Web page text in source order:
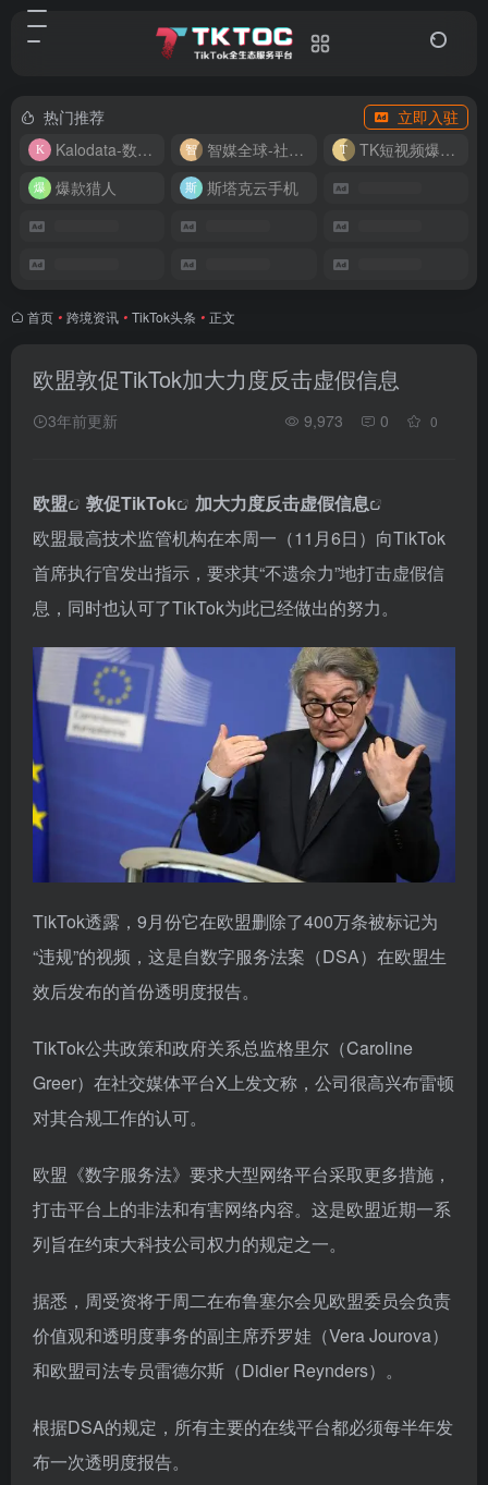
热门推荐
立即入驻
Kalodata-数据分析平台
智媒全球-社媒管理平台
TK短视频爆款复刻
爆款猎人
斯塔克云手机
首页 • 跨境资讯 • TikTok头条 • 正文
欧盟敦促TikTok加大力度反击虚假信息
3年前更新 9,973 0 0
欧盟 敦促TikTok 加大力度反击虚假信息
欧盟最高技术监管机构在本周一（11月6日）向TikTok
首席执行官发出指示，要求其“不遗余力”地打击虚假信
息，同时也认可了TikTok为此已经做出的努力。
TikTok透露，9月份它在欧盟删除了400万条被标记为
“违规”的视频，这是自数字服务法案（DSA）在欧盟生
效后发布的首份透明度报告。
TikTok公共政策和政府关系总监格里尔（Caroline
Greer）在社交媒体平台X上发文称，公司很高兴布雷顿
对其合规工作的认可。
欧盟《数字服务法》要求大型网络平台采取更多措施，
打击平台上的非法和有害网络内容。这是欧盟近期一系
列旨在约束大科技公司权力的规定之一。
据悉，周受资将于周二在布鲁塞尔会见欧盟委员会负责
价值观和透明度事务的副主席乔罗娃（Vera Jourova）
和欧盟司法专员雷德尔斯（Didier Reynders）。
根据DSA的规定，所有主要的在线平台都必须每半年发
布一次透明度报告。